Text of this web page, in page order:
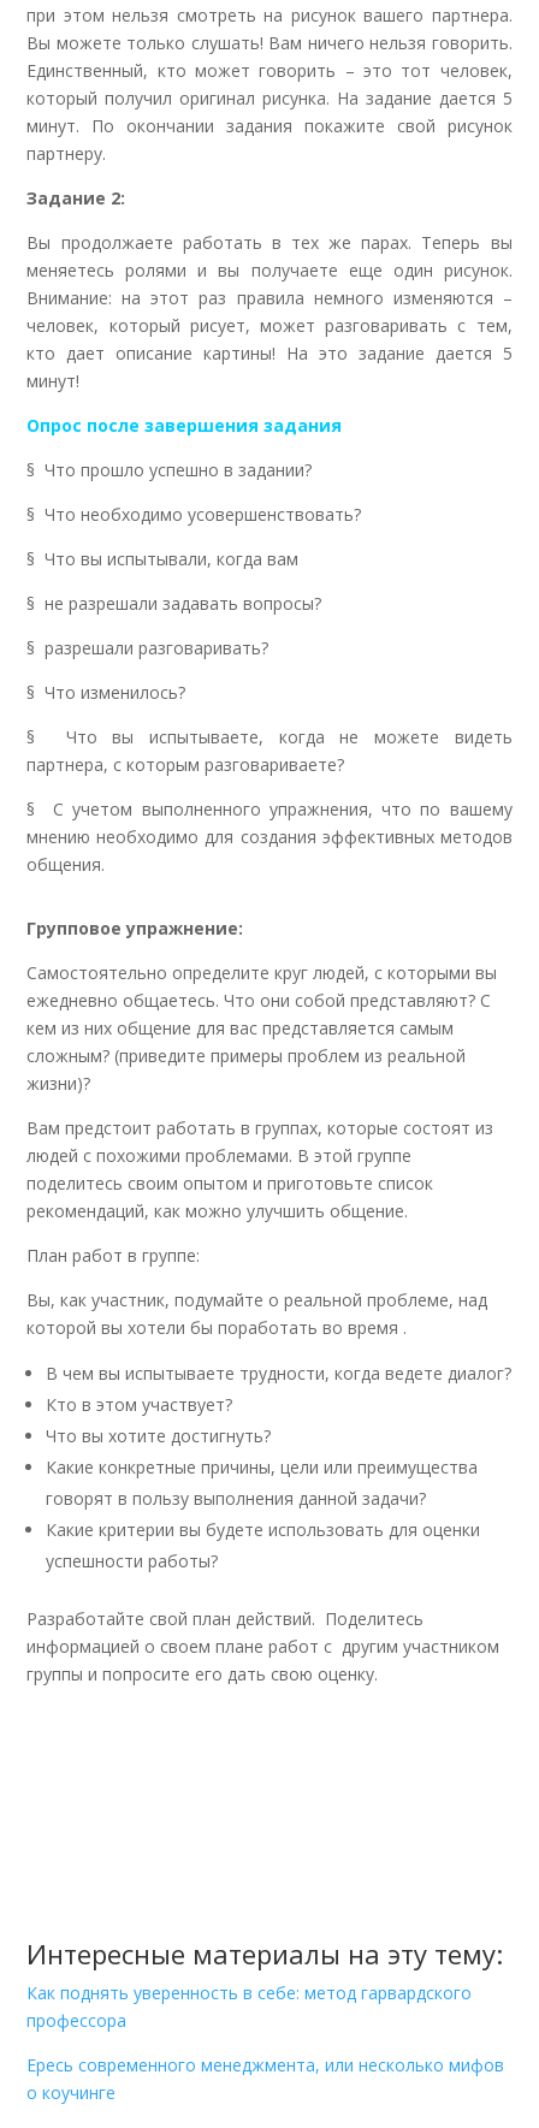
при этом нельзя смотреть на рисунок вашего партнера.
Вы можете только слушать! Вам ничего нельзя говорить.
Единственный, кто может говорить – это тот человек,
который получил оригинал рисунка. На задание дается 5
минут. По окончании задания покажите свой рисунок
партнеру.
Задание 2:
Вы продолжаете работать в тех же парах. Теперь вы
меняетесь ролями и вы получаете еще один рисунок.
Внимание: на этот раз правила немного изменяются –
человек, который рисует, может разговаривать с тем,
кто дает описание картины! На это задание дается 5
минут!
Опрос после завершения задания
§ Что прошло успешно в задании?
§ Что необходимо усовершенствовать?
§ Что вы испытывали, когда вам
§ не разрешали задавать вопросы?
§ разрешали разговаривать?
§ Что изменилось?
§ Что вы испытываете, когда не можете видеть
партнера, с которым разговариваете?
§ С учетом выполненного упражнения, что по вашему
мнению необходимо для создания эффективных методов
общения.
Групповое упражнение:
Самостоятельно определите круг людей, с которыми вы
ежедневно общаетесь. Что они собой представляют? С
кем из них общение для вас представляется самым
сложным? (приведите примеры проблем из реальной
жизни)?
Вам предстоит работать в группах, которые состоят из
людей с похожими проблемами. В этой группе
поделитесь своим опытом и приготовьте список
рекомендаций, как можно улучшить общение.
План работ в группе:
Вы, как участник, подумайте о реальной проблеме, над
которой вы хотели бы поработать во время .
В чем вы испытываете трудности, когда ведете диалог?
Кто в этом участвует?
Что вы хотите достигнуть?
Какие конкретные причины, цели или преимущества
говорят в пользу выполнения данной задачи?
Какие критерии вы будете использовать для оценки
успешности работы?
Разработайте свой план действий. Поделитесь
информацией о своем плане работ с другим участником
группы и попросите его дать свою оценку.
Интересные материалы на эту тему:
Как поднять уверенность в себе: метод гарвардского
профессора
Ересь современного менеджмента, или несколько мифов
о коучинге